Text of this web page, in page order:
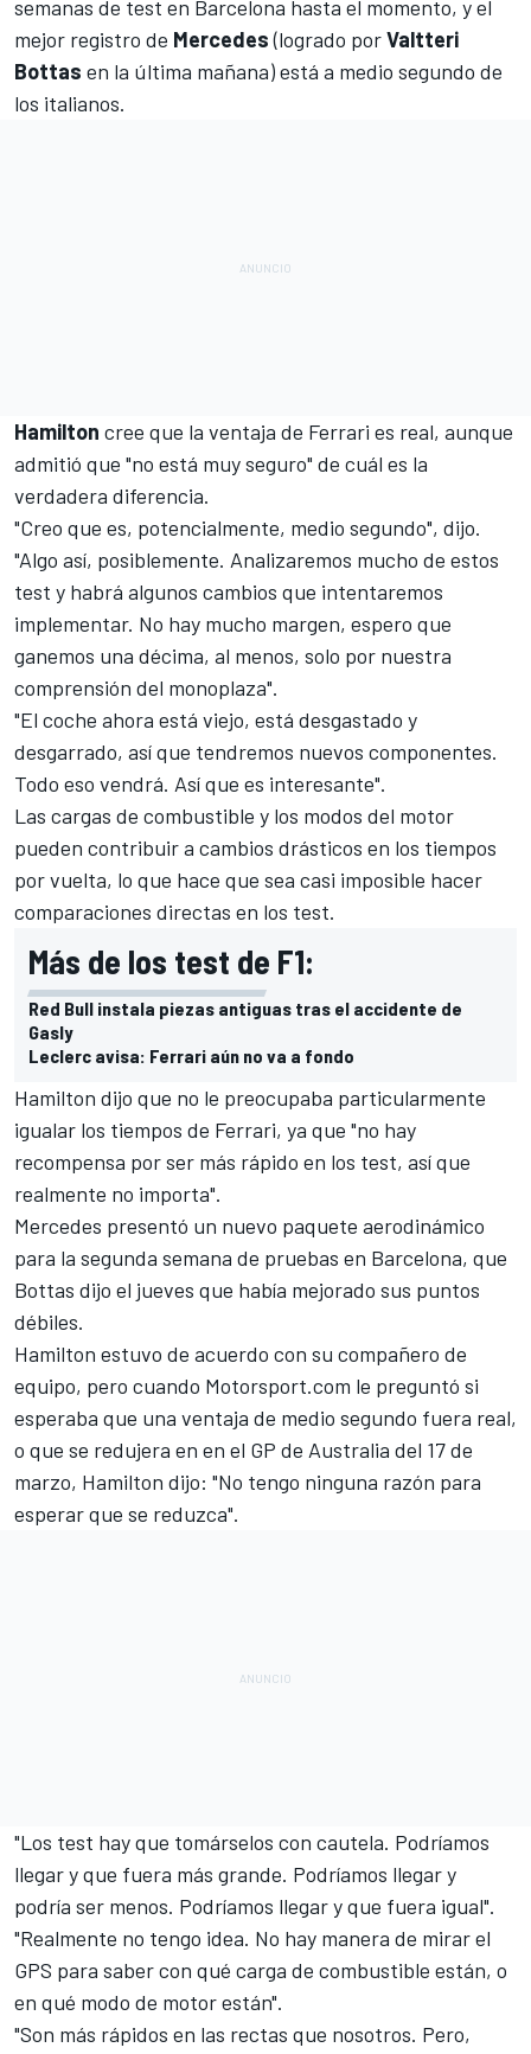
semanas de test en Barcelona hasta el momento, y el
mejor registro de Mercedes(logrado porValtteri
Bottas en la última mañana) está a medio segundo de
los italianos.
Hamilton cree que la ventaja de Ferrari es real, aunque
admitió que "no está muy seguro" de cuál es la
verdadera diferencia.
"Creo que es, potencialmente, medio segundo", dijo.
"Algo así, posiblemente. Analizaremos mucho de estos
test y habrá algunos cambios que intentaremos
implementar. No hay mucho margen, espero que
ganemos una décima, al menos, solo por nuestra
comprensión del monoplaza".
"El coche ahora está viejo, está desgastado y
desgarrado, así que tendremos nuevos componentes.
Todo eso vendrá. Así que es interesante".
Las cargas de combustible y los modos del motor
pueden contribuir a cambios drásticos en los tiempos
por vuelta, lo que hace que sea casi imposible hacer
comparaciones directas en los test.
Más de los test de F1:
Red Bull instala piezas antiguas tras el accidente de
Gasly
Leclerc avisa: Ferrari aún no va a fondo
Hamilton dijo que no le preocupaba particularmente
igualar los tiempos de Ferrari, ya que "no hay
recompensa por ser más rápido en los test, así que
realmente no importa".
Mercedes presentó un nuevo paquete aerodinámico
para la segunda semana de pruebas en Barcelona, ​​que
Bottas dijo el jueves que había mejorado sus puntos
débiles.
Hamilton estuvo de acuerdo con su compañero de
equipo, pero cuando Motorsport.com le preguntó si
esperaba que una ventaja de medio segundo fuera real,
o que se redujera en en el GP de Australia del 17 de
marzo, Hamilton dijo: "No tengo ninguna razón para
esperar que se reduzca".
"Los test hay que tomárselos con cautela. Podríamos
llegar y que fuera más grande. Podríamos llegar y
podría ser menos. Podríamos llegar y que fuera igual".
"Realmente no tengo idea. No hay manera de mirar el
GPS para saber con qué carga de combustible están, o
en qué modo de motor están".
"Son más rápidos en las rectas que nosotros. Pero,